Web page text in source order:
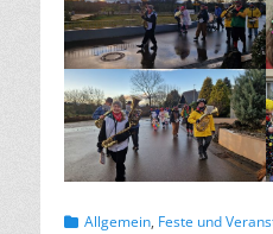
Kategorien
Allgemein, Feste und